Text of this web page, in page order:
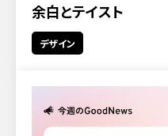
余白とテイスト
デザイン